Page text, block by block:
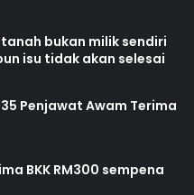
bukan milik sendiri
isu tidak akan selesai
Penjawat Awam Terima
BKK RM300 sempena